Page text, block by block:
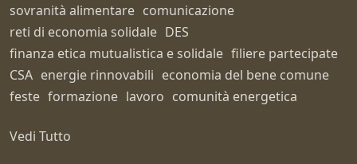
sovranità alimentare comunicazione
reti di economia solidale DES
finanza etica mutualistica e solidale filiere partecipate
CSA energie rinnovabili economia del bene comune
feste formazione lavoro comunità energetica
Vedi Tutto